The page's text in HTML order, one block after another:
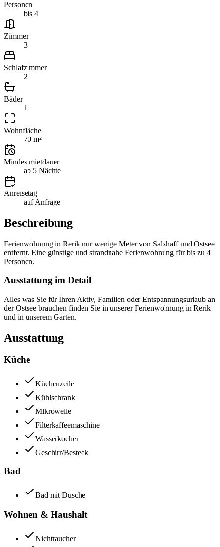
Personen
bis 4
Zimmer
3
Schlafzimmer
2
Bäder
1
Wohnfläche
70 m²
Mindestmietdauer
ab 5 Nächte
Anreisetag
auf Anfrage
Beschreibung
Ferienwohnung in Rerik nur wenige Meter von Salzhaff und Ostsee
entfernt. Eine günstige und strandnahe Ferienwohnung für bis zu 4
Personen.
Ausstattung im Detail
Alles was Sie für Ihren Aktiv, Familien oder Entspannungsurlaub an
der Ostsee brauchen finden Sie in unserer Ferienwohnung in Rerik
und in unserem Garten.
Ausstattung
Küche
Küchenzeile
Kühlschrank
Mikrowelle
Filterkaffeemaschine
Wasserkocher
Geschirr/Besteck
Bad
Bad mit Dusche
Wohnen & Haushalt
Nichtraucher